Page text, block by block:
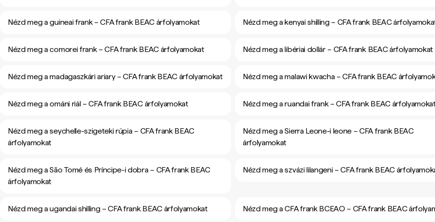
Nézd meg a guineai frank – CFA frank BEAC árfolyamokat Nézd meg a kenyai shilling – CFA frank BEAC
Nézd meg a comorei frank – CFA frank BEAC árfolyamokat Nézd meg a libériai dollár – CFA frank BEAC árfolyamokat
Nézd meg a madagaszkári ariary – CFA frank BEAC árfolyamokat Nézd meg a malawi kwacha – CFA frank BEAC
Nézd meg a ománi riál – CFA frank BEAC árfolyamokat Nézd meg a ruandai frank – CFA frank BEAC
Nézd meg a seychelle-szigeteki rúpia – CFA frank BEAC
árfolyamokat
Nézd meg a Sierra Leone-i leone – CFA frank BEAC
árfolyamokat
Nézd meg a São Tomé és Príncipe-i dobra – CFA frank BEAC
árfolyamokat
Nézd meg a szvázi lilangeni – CFA frank BEAC
Nézd meg a ugandai shilling – CFA frank BEAC árfolyamokat Nézd meg a CFA frank BCEAO – CFA frank BEAC